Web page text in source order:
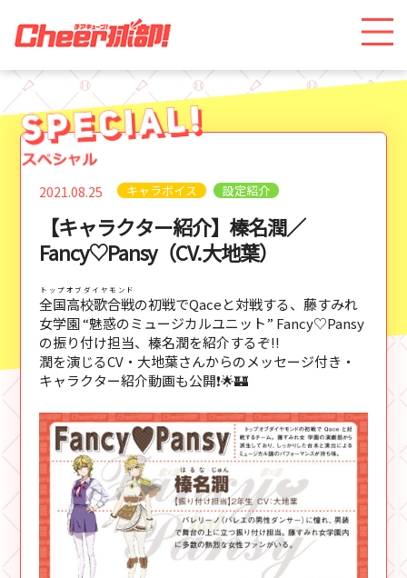
2021.08.25 キャラボイス 設定紹介
【キャラクター紹介】榛名潤／
Fancy♡Pansy（CV.大地葉）
全国高校歌合戦
トップオブダイヤモンド
の初戦でQaceと対戦する、藤すみれ
女学園 “魅惑のミュージカルユニット” Fancy♡Pansy
の振り付け担当、榛名潤を紹介するぞ!!
潤を演じるCV・大地葉さんからのメッセージ付き・
キャラクター紹介動画も公開❗🌟🏰